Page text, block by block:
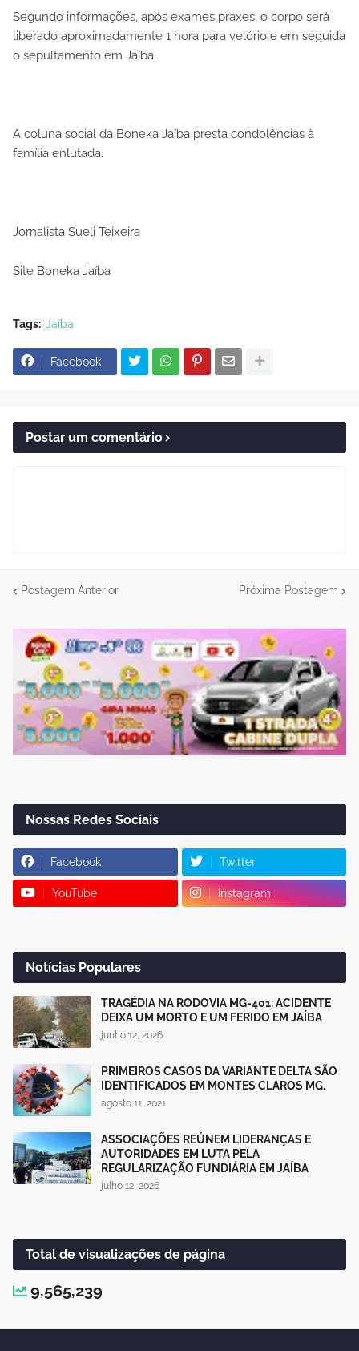
Segundo informações, após exames praxes, o corpo será
liberado aproximadamente 1 hora para velório e em seguida
o sepultamento em Jaíba.
A coluna social da Boneka Jaíba presta condolências à
família enlutada.
Jornalista Sueli Teixeira
Site Boneka Jaíba
Tags: Jaíba
Facebook
Postar um comentário
Postagem Anterior Próxima Postagem
Nossas Redes Sociais
Facebook Twitter
YouTube Instagram
Notícias Populares
TRAGÉDIA NA RODOVIA MG-401: ACIDENTE
DEIXA UM MORTO E UM FERIDO EM JAÍBA
junho 12, 2026
PRIMEIROS CASOS DA VARIANTE DELTA SÃO
IDENTIFICADOS EM MONTES CLAROS MG.
agosto 11, 2021
ASSOCIAÇÕES REÚNEM LIDERANÇAS E
AUTORIDADES EM LUTA PELA
REGULARIZAÇÃO FUNDIÁRIA EM JAÍBA
julho 12, 2026
Total de visualizações de página
9,565,239